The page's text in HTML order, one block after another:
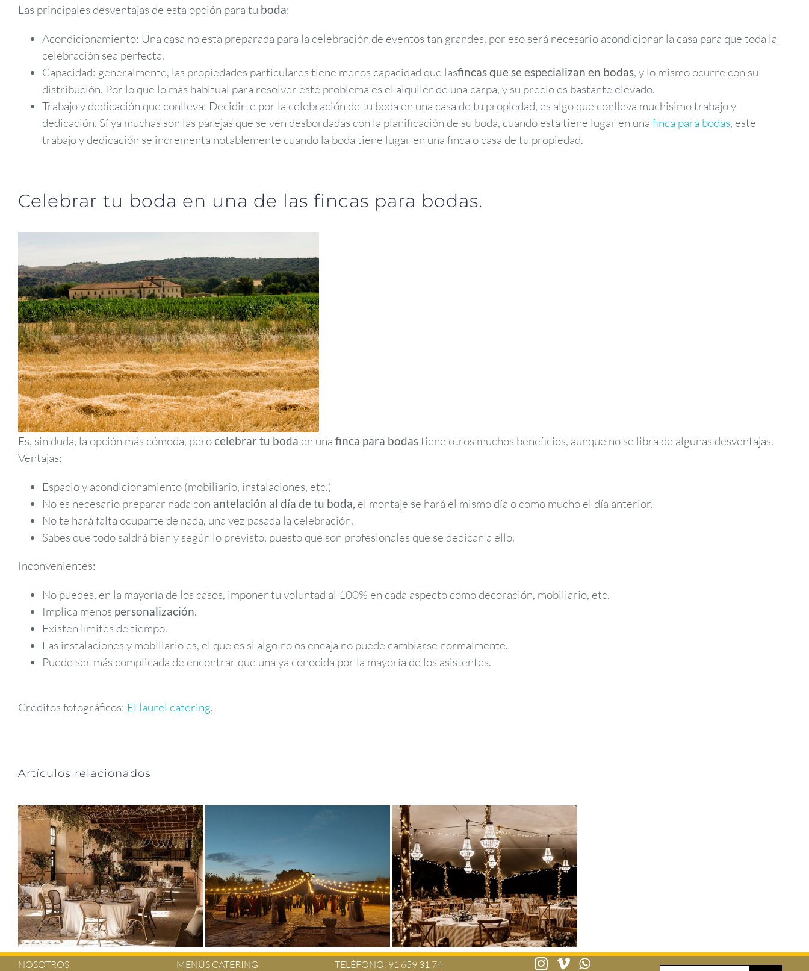
Las principales desventajas de esta opción para tu boda:
Acondicionamiento: Una casa no esta preparada para la celebración de eventos tan grandes, por eso será necesario acondicionar la casa para que toda la
celebración sea perfecta.
Capacidad: generalmente, las propiedades particulares tiene menos capacidad que lasfincas que se especializan en bodas, y lo mismo ocurre con su
distribución. Por lo que lo más habitual para resolver este problema es el alquiler de una carpa, y su precio es bastante elevado.
Trabajo y dedicación que conlleva: Decidirte por la celebración de tu boda en una casa de tu propiedad, es algo que conlleva muchisimo trabajo y
dedicación. Sí ya muchas son las parejas que se ven desbordadas con la planificación de su boda, cuando esta tiene lugar en una finca para bodas, este
trabajo y dedicación se incrementa notablemente cuando la boda tiene lugar en una finca o casa de tu propiedad.
Celebrar tu boda en una de las fincas para bodas.
Es, sin duda, la opción más cómoda, perocelebrar tu boda en una finca para bodastiene otros muchos beneficios, aunque no se libra de algunas desventajas.
Ventajas:
Espacio y acondicionamiento (mobiliario, instalaciones, etc.)
No es necesario preparar nada con antelación al día de tu boda, el montaje se hará el mismo día o como mucho el día anterior.
No te hará falta ocuparte de nada, una vez pasada la celebración.
Sabes que todo saldrá bien y según lo previsto, puesto que son profesionales que se dedican a ello.
Inconvenientes:
No puedes, en la mayoría de los casos, imponer tu voluntad al 100% en cada aspecto como decoración, mobiliario, etc.
Implica menos personalización.
Existen límites de tiempo.
Las instalaciones y mobiliario es, el que es si algo no os encaja no puede cambiarse normalmente.
Puede ser más complicada de encontrar que una ya conocida por la mayoría de los asistentes.
Créditos fotográficos: El laurel catering.
Artículos relacionados
Fincas para bodas de
invierno en Madrid
Fincas para bodas en
Collado Villalba
Fincas para bodas en
NOSOTROS MENÚS CATERING TELÉFONO: 91 659 31 74